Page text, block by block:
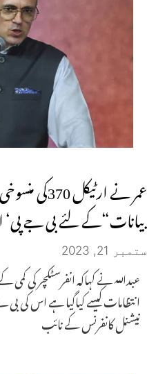
عمر نے
بیانات“کے لئے بی جے پی‘
ستمبر 21, 2023
انتظامات کیسے کیاگیا ہے اس کی
نیشنل کانفرنس کے نائب